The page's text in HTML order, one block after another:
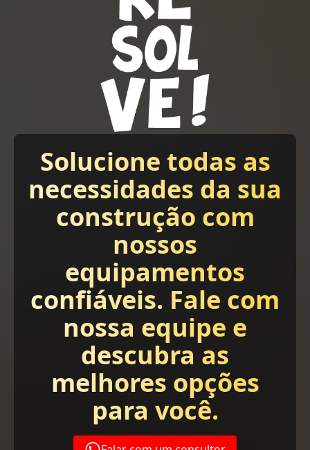
Solucione todas as
necessidades da sua
construção com
nossos
equipamentos
confiáveis. Fale com
nossa equipe e
descubra as
melhores opções
para você.